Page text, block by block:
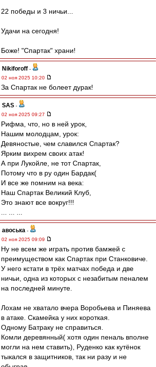
22 победы и 3 ничьи...
Удачи на сегодня!
Боже! "Спартак" храни!
Nikiforoff -
02 ноя 2025 10:20
За Спартак не болеет дурак!
SAS -
02 ноя 2025 09:27
Рифма, что, но в ней урок,
Нашим молодцам, урок:
Девяностые, чем славился Спартак?
Ярким вихрем своих атак!
А при Лукойле, не тот Спартак,
Потому что в ру один Бардак(
И все же помним на века:
Наш Спартак Великий Клуб,
Это знают все вокруг!!!
авоська -
02 ноя 2025 09:09
Ну не всем же играть против бамжей с
преимуществом как Спартак при Станковиче.
У него кстати в трёх матчах победа и две
ничьи, одна из которых с незабитым пеналем
на последней минуте.
Лохам не хватало вчера Воробьева и Пиняева
в атаке. Скамейка у них короткая.
Одному Батраку не справиться.
Комли деревянный( хотя один пеналь вполне
могли на нем ставить), Руденко как кутёнок
тыкался в защитников, так ни разу и не